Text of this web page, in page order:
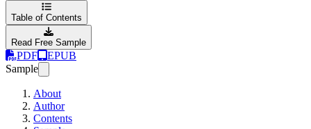
Table of Contents
Read Free Sample
PDF
EPUB
Sample
About
Author
Contents